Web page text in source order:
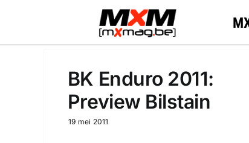
BK Enduro 2011:
Preview Bilstain
19 mei 2011